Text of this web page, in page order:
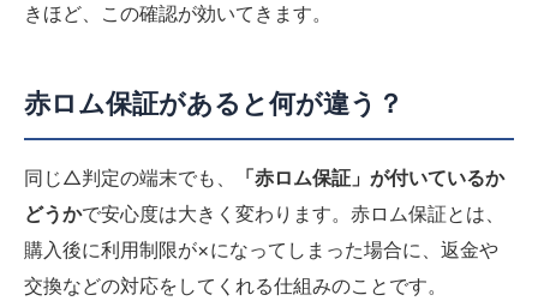
きほど、この確認が効いてきます。
赤ロム保証があると何が違う？
同じ△判定の端末でも、
「赤ロム保証」が付いているか
どうかで安心度は大きく変わります。赤ロム保証とは、
購入後に利用制限が×になってしまった場合に、返金や
交換などの対応をしてくれる仕組みのことです。